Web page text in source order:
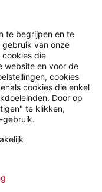
X
te begrijpen en te
gebruik van onze
die
website en voor de
cookies
cookies die enkel
Door op
te klikken,
gebruik.